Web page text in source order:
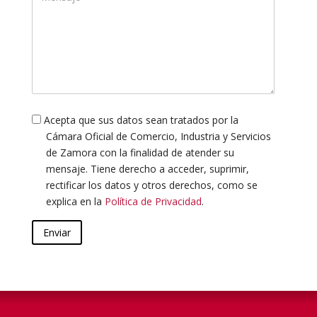
Privacidad
Acepta que sus datos sean tratados por la
Cámara Oficial de Comercio, Industria y Servicios
de Zamora con la finalidad de atender su
mensaje. Tiene derecho a acceder, suprimir,
rectificar los datos y otros derechos, como se
explica en la Política de Privacidad.